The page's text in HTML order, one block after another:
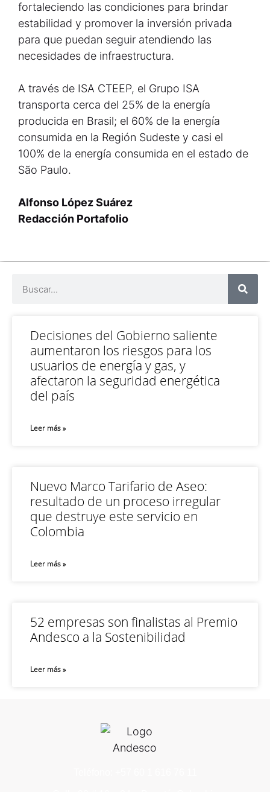
fortaleciendo las condiciones para brindar
estabilidad y promover la inversión privada
para que puedan seguir atendiendo las
necesidades de infraestructura.
A través de ISA CTEEP, el Grupo ISA
transporta cerca del 25% de la energía
producida en Brasil; el 60% de la energía
consumida en la Región Sudeste y casi el
100% de la energía consumida en el estado de
São Paulo.
Alfonso López Suárez
Redacción Portafolio
Decisiones del Gobierno saliente
aumentaron los riesgos para los
usuarios de energía y gas, y
afectaron la seguridad energética
del país
Leer más »
Nuevo Marco Tarifario de Aseo:
resultado de un proceso irregular
que destruye este servicio en
Colombia
Leer más »
52 empresas son finalistas al Premio
Andesco a la Sostenibilidad
Leer más »